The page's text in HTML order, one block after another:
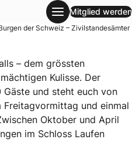
– Zivilstandesämter
Mitglied werden
der Schweiz – Zivilstandesämter
– dem grössten
Kulisse. Der
und steht euch von
Freitagvormittag und einmal
Oktober und April
im Schloss Laufen